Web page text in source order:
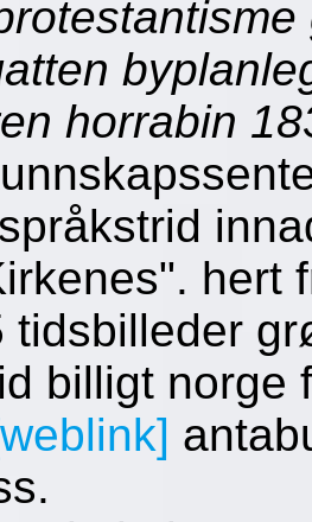
horrabin
hert
tidsbilleder
billigt norge